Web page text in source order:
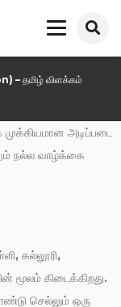
– தமிழ் விளக்கம்
அடிப்படை
நல்ல வாழ்க்கை
கல்லூரி,
மூலம் கிடைக்கிறது.
செல்லும் ஒரு